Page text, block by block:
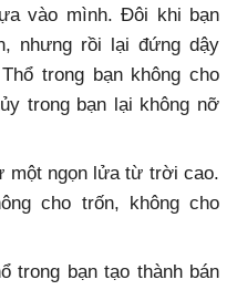
vào mình. Đôi khi bạn
nhưng rồi lại đứng dậy
trong bạn không cho
trong bạn lại không nỡ
một ngọn lửa từ trời cao.
cho trốn, không cho
trong bạn tạo thành bán